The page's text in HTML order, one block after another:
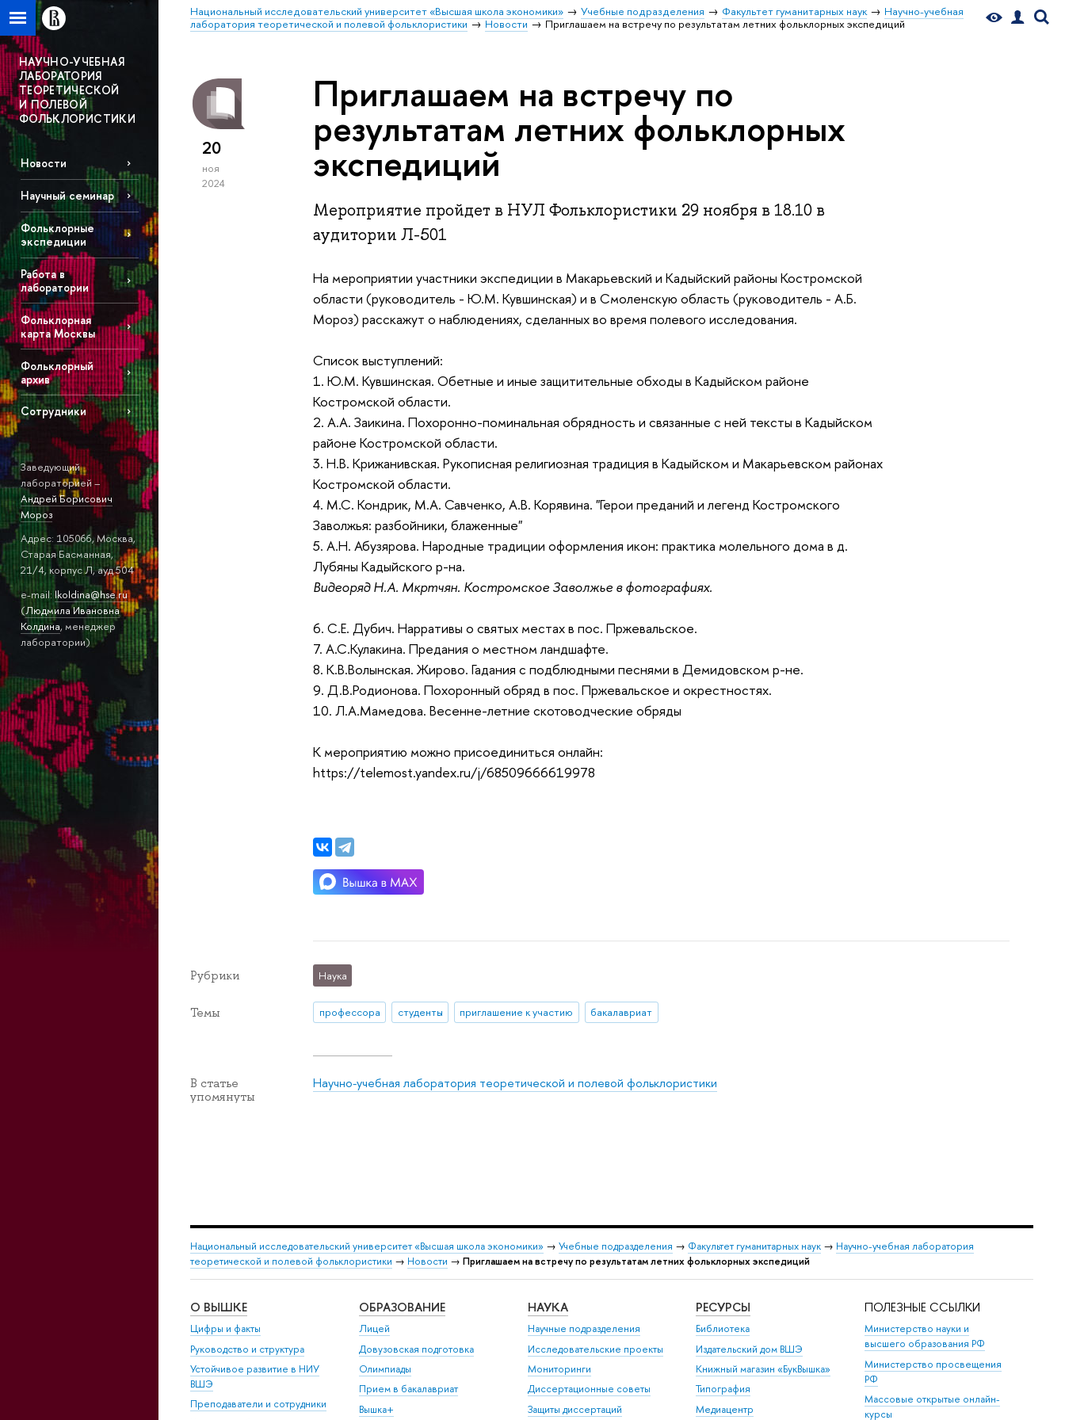
Национальный исследовательский университет «Высшая школа экономики» Учебные подразделения Факультет гуманитарных наук
Научно-учебная
лаборатория теоретической и полевой фольклористики
Новости Приглашаем на встречу по результатам летних фольклорных экспедиций
НАУЧНО-УЧЕБНАЯ
ЛАБОРАТОРИЯ
ТЕОРЕТИЧЕСКОЙ
И ПОЛЕВОЙ
ФОЛЬКЛОРИСТИКИ
Новости
Научный семинар
Фольклорные
экспедиции
Работа в
лаборатории
Фольклорная
карта Москвы
Фольклорный
архив
Сотрудники
Заведующий
лабораторией –
Андрей Борисович
Мороз
Адрес: 105066, Москва,
Старая Басманная,
21/4, корпус Л, ауд 504
e-mail: lkoldina@hse.ru
(Людмила Ивановна
Колдина, менеджер
лаборатории)
20
ноя
2024
Приглашаем на встречу по
результатам летних фольклорных
экспедиций
Мероприятие пройдет в НУЛ Фольклористики 29 ноября в 18.10 в
аудитории Л-501
На мероприятии участники экспедиции в Макарьевский и Кадыйский районы Костромской
области (руководитель - Ю.М. Кувшинская) и в Смоленскую область (руководитель - А.Б.
Мороз) расскажут о наблюдениях, сделанных во время полевого исследования.
Список выступлений:
1. Ю.М. Кувшинская. Обетные и иные защитительные обходы в Кадыйском районе
Костромской области.
2. А.А. Заикина. Похоронно-поминальная обрядность и связанные с ней тексты в Кадыйском
районе Костромской области.
3. Н.В. Крижанивская. Рукописная религиозная традиция в Кадыйском и Макарьевском районах
Костромской области.
4. М.С. Кондрик, М.А. Савченко, А.В. Корявина. "Герои преданий и легенд Костромского
Заволжья: разбойники, блаженные"
5. А.Н. Абузярова. Народные традиции оформления икон: практика молельного дома в д.
Лубяны Кадыйского р-на.
Видеоряд Н.А. Мкртчян. Костромское Заволжье в фотографиях.
6. С.Е. Дубич. Нарративы о святых местах в пос. Пржевальское.
7. А.С.Кулакина. Предания о местном ландшафте.
8. К.В.Волынская. Жирово. Гадания с подблюдными песнями в Демидовском р-не.
9. Д.В.Родионова. Похоронный обряд в пос. Пржевальское и окрестностях.
10. Л.А.Мамедова. Весенне-летние скотоводческие обряды
К мероприятию можно присоединиться онлайн:
https://telemost.yandex.ru/j/68509666619978
Рубрики Наука
Темы профессора студенты приглашение к участию бакалавриат
В статье
упомянуты
Научно-учебная лаборатория теоретической и полевой фольклористики
Национальный исследовательский университет «Высшая школа экономики» → Учебные подразделения → Факультет гуманитарных наук → Научно-учебная лаборатория
теоретической и полевой фольклористики → Новости → Приглашаем на встречу по результатам летних фольклорных экспедиций
О ВЫШКЕ
Цифры и факты
Руководство и структура
Устойчивое развитие в НИУ
ВШЭ
Преподаватели и сотрудники
ОБРАЗОВАНИЕ
Лицей
Довузовская подготовка
Олимпиады
Прием в бакалавриат
Вышка+
НАУКА
Научные подразделения
Исследовательские проекты
Мониторинги
Диссертационные советы
Защиты диссертаций
РЕСУРСЫ
Библиотека
Издательский дом ВШЭ
Книжный магазин «БукВышка»
Типография
Медиацентр
ПОЛЕЗНЫЕ ССЫЛКИ
Министерство науки и
высшего образования РФ
Министерство просвещения
РФ
Массовые открытые онлайн-
курсы